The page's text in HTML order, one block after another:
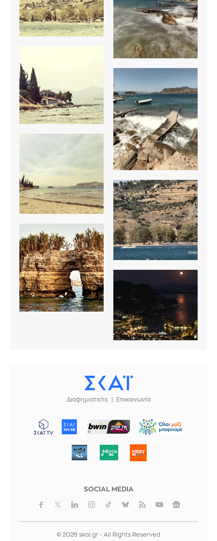
Διαφημιστείτε Επικοινωνία
ΜΠΟΡΟΥΜΕ
SOCIAL MEDIA
© 2026 skai.gr - All Rights Reserved